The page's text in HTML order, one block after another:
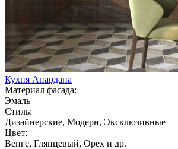
Кухня Анардана
Материал фасада:
Эмаль
Стиль:
Дизайнерские, Модерн, Эксклюзивные
Цвет:
Венге, Глянцевый, Орех и др.